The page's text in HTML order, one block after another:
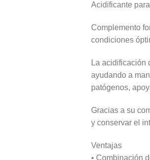
Acidificante
Complemento
condiciones
La acidificación
ayudando a
patógenos,
Gracias a su
y conservar el
Ventajas
• Combinación